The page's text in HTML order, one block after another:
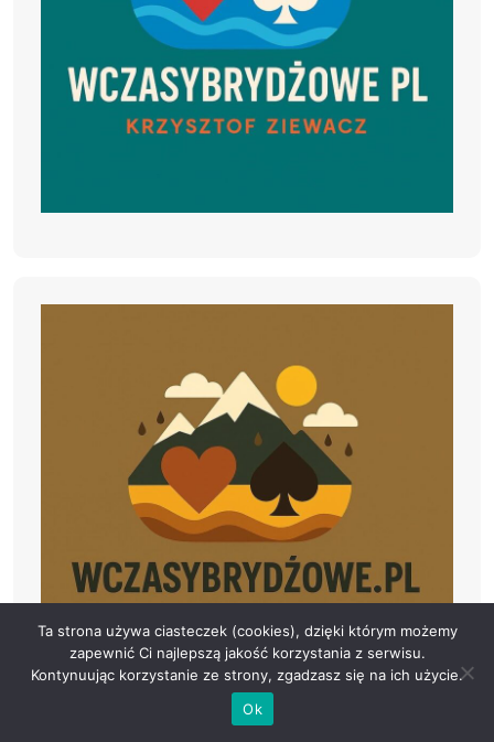
Ta strona używa ciasteczek (cookies), dzięki którym możemy
zapewnić Ci najlepszą jakość korzystania z serwisu.
Kontynuując korzystanie ze strony, zgadzasz się na ich użycie.
Ok